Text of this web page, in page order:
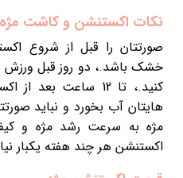
نکات اکستنشن و کاشت مژه
صورتتان را قبل از شروع
خشک باشد.، دو روز قبل
کنید.، تا 12 ساعت
هایتان آب بخورد و نباید
مژه به سرعت رشد مژه و
اکستنشن هر چند هفته یکبار